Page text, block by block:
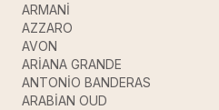
ARMANİ
AZZARO
AVON
ARİANA GRANDE
ANTONİO BANDERAS
ARABİAN OUD